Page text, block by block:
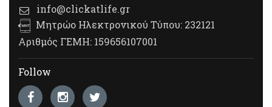
info@clickatlife.gr
Μητρώο Ηλεκτρονικού Τύπου: 232121
Αριθμός ΓΕΜΗ: 159656107001
Follow